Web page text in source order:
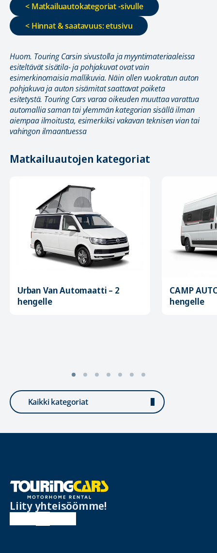
< Matkailuautokategoriat -sivulle
< Hinnat & saatavuus: etusivu
Huom. Touring Carsin sivustolla ja myyntimateriaaleissa
esiteltävät sisätila- ja pohjakuvat ovat vain
esimerkinomaisia mallikuvia. Näin ollen vuokratun auton
pohjakuva ja auton sisämitat saattavat poiketa
esitetystä. Touring Cars varaa oikeuden muuttaa varattua
automallia saman tai ylemmän kategorian sisällä ilman
aiempaa ilmoitusta, esimerkiksi vakavan teknisen vian tai
vahingon ilmaantuessa
Matkailuautojen kategoriat
Urban Van Automaatti – 2
hengelle
CAMP
hengelle
Kaikki kategoriat
Liity yhteisöömme!